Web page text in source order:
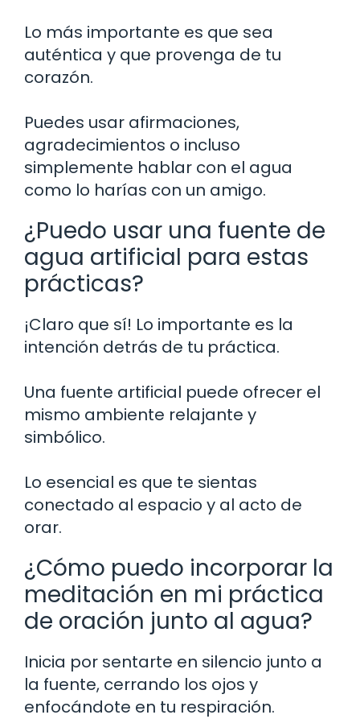
Lo más importante es que sea
auténtica y que provenga de tu
corazón.
Puedes usar afirmaciones,
agradecimientos o incluso
simplemente hablar con el agua
como lo harías con un amigo.
¿Puedo usar una fuente de
agua artificial para estas
prácticas?
¡Claro que sí! Lo importante es la
intención detrás de tu práctica.
Una fuente artificial puede ofrecer el
mismo ambiente relajante y
simbólico.
Lo esencial es que te sientas
conectado al espacio y al acto de
orar.
¿Cómo puedo incorporar la
meditación en mi práctica
de oración junto al agua?
Inicia por sentarte en silencio junto a
la fuente, cerrando los ojos y
enfocándote en tu respiración.